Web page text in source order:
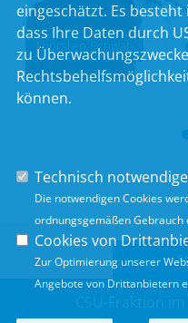
Thorsten Schwab
CSU-Fraktion
eingeschätzt. Es
dass Ihre Daten durch
zu
können.
Technisch
Die notwendigen Cookies
ordnungsgemäßen
Cookies von
Zur Optimierung unserer
Angebote von Drittanbietern